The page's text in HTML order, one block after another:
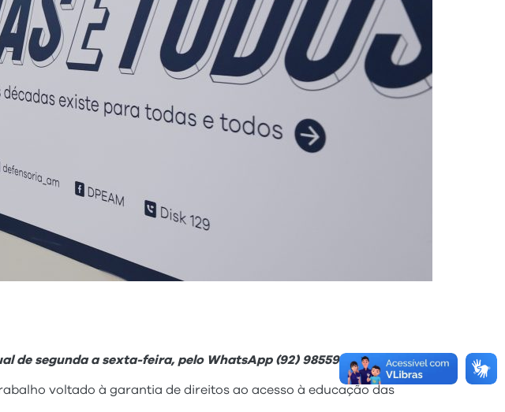
de segunda a sexta-feira, pelo WhatsApp (92) 98559-1599
voltado à garantia de direitos ao acesso à educação das